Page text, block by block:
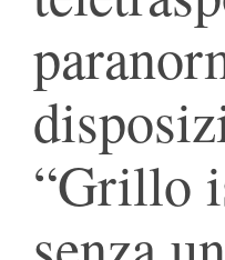
“Grillo